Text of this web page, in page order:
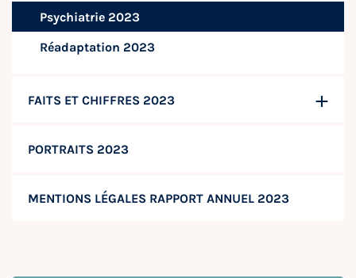
Psychiatrie 2023
Réadaptation 2023
FAITS ET CHIFFRES 2023
PORTRAITS 2023
MENTIONS LÉGALES RAPPORT ANNUEL 2023